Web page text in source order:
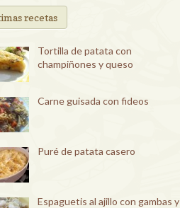
recetas
Tortilla de patata con
champiñones y queso
Carne guisada con fideos
Puré de patata casero
Espaguetis al ajillo con gambas y